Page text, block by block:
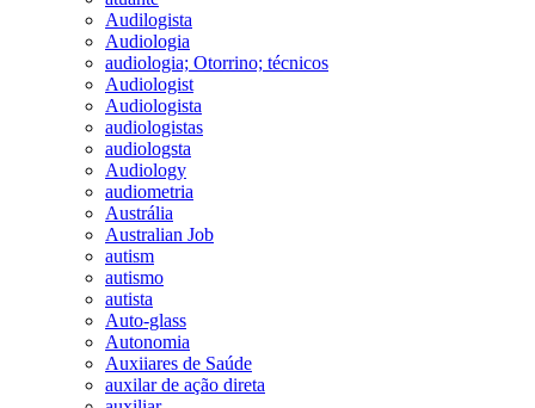
Audilogista
Audiologia
audiologia; Otorrino; técnicos
Audiologist
Audiologista
audiologistas
audiologsta
Audiology
audiometria
Austrália
Australian Job
autism
autismo
autista
Auto-glass
Autonomia
Auxiiares de Saúde
auxilar de ação direta